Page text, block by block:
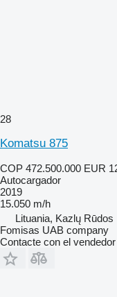
28
Komatsu 875
COP 472.500.000 EUR
Autocargador
2019
15.050 m/h
Lituania, Kazlų Rūdos
Fomisas UAB company
Contacte con el vendedor